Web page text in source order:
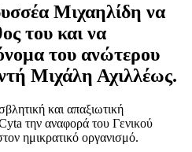
Μιχαηλίδη να
του και να
του ανώτερου
Μιχάλη Αχιλλέως.
και απαξιωτική
την αναφορά του Γενικού
ημικρατικό οργανισμό.